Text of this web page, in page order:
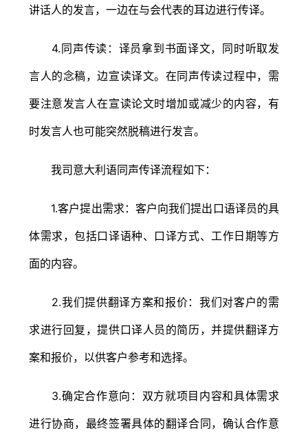
讲话人的发言，一边在与会代表的耳边进行传译。
4.同声传读：译员拿到书面译文，同时听取发
言人的念稿，边宣读译文。在同声传读过程中，需
要注意发言人在宣读论文时增加或减少的内容，有
时发言人也可能突然脱稿进行发言。
我司意大利语同声传译流程如下：
1.客户提出需求：客户向我们提出口语译员的具
体需求，包括口译语种、口译方式、工作日期等方
面的内容。
2.我们提供翻译方案和报价：我们对客户的需
求进行回复，提供口译人员的简历，并提供翻译方
案和报价，以供客户参考和选择。
3.确定合作意向：双方就项目内容和具体需求
进行协商，最终签署具体的翻译合同，确认合作意